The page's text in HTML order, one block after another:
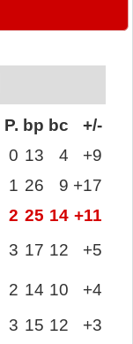
P. bp bc
+/-
0 13 4
+9
1 26 9 +17
2 25 14 +11
3 17 12 +5
2 14 10
+4
3 15 12
+3